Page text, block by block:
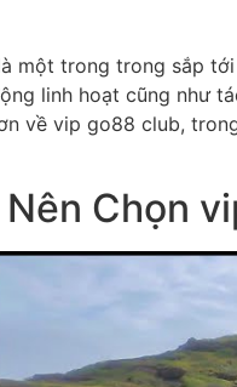
một trong trong sắp
linh hoạt cũng như
về vip go88 club,
Nên Chọn